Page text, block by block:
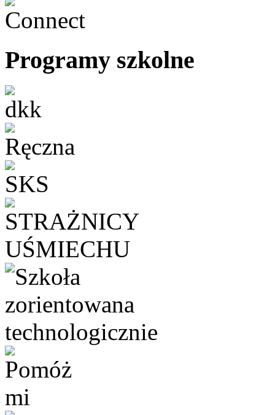
Programy szkolne